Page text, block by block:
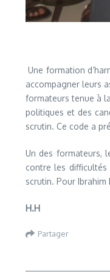
Une formation
accompagner leurs
formateurs tenue à
politiques et des
scrutin. Ce code a
Un des formateurs,
contre les
scrutin. Pour
H.H
Partager